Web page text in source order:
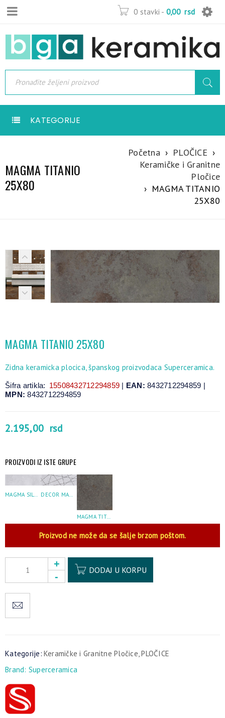
0 stavki - 0,00 rsd
KATEGORIJE
MAGMA TITANIO
25X80
Početna › PLOČICE ›
Keramičke i Granitne
Pločice
› MAGMA TITANIO
25X80
MAGMA TITANIO 25X80
Zidna keramicka plocica, španskog proizvodaca Superceramica.
Šifra artikla: 15508432712294859 | EAN: 8432712294859 |
MPN: 8432712294859
2.195,00 rsd
PROIZVODI IZ ISTE GRUPE
MAGMA SILVER 25X80 DECOR MAGMA SILVER 25X80
MAGMA TITANIO 45X45
Proizvod ne može da se šalje brzom poštom.
DODAJ U KORPU
Kategorije: Keramičke i Granitne Pločice,PLOČICE
Brand: Superceramica